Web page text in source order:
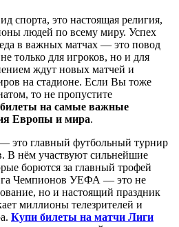
спорта, это настоящая религия,
людей по всему миру. Успех
в важных матчах — это повод
только для игроков, но и для
ждут новых матчей и
на стадионе. Если Вы тоже
то не пропустите
билеты на самые важные
Европы и мира.
это главный футбольный турнир
В нём участвуют сильнейшие
борются за главный трофей
Чемпионов УЕФА — это не
но и настоящий праздник
миллионы телезрителей и
Купи билеты на матчи Лиги